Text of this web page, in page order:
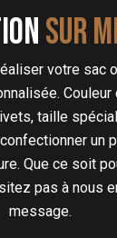
sur
votre sac
Couleur
taille
un
Que ce soit
pas à nous
message.